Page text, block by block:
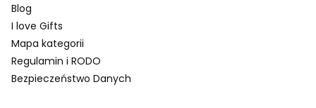
Blog
I love Gifts
Mapa kategorii
Regulamin i RODO
Bezpieczeństwo Danych